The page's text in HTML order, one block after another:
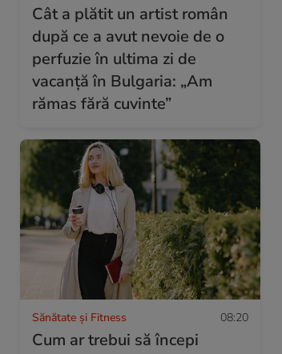
Cât a plătit un artist român
după ce a avut nevoie de o
perfuzie în ultima zi de
vacanță în Bulgaria: „Am
rămas fără cuvinte”
Sănătate și Fitness 08:20
Cum ar trebui să începi